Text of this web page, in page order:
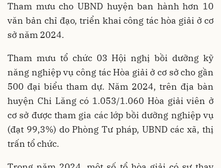
Tham mưu cho UBND huyện ban hành hơn 10
văn bản chỉ đạo, triển khai công tác hòa giải ở cơ
sở năm 2024.
Tham mưu tổ chức 03 Hội nghị bồi dưỡng kỹ
năng nghiệp vụ công tác Hòa giải ở cơ sở cho gần
500 đại biểu tham dự. Năm 2024, trên địa bàn
huyện Chi Lăng có 1.053/1.060 Hòa giải viên ở
cơ sở được tham gia các lớp bồi dưỡng nghiệp vụ
(đạt 99,3%) do Phòng Tư pháp, UBND các xã, thị
trấn tổ chức.